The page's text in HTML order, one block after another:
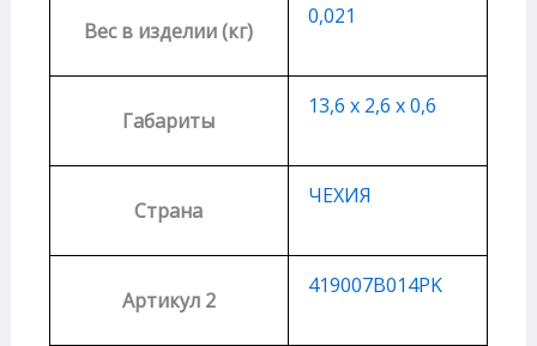
Вес в изделии (кг)
0,021
Габариты
13,6 х 2,6 х 0,6
Страна
ЧЕХИЯ
Артикул 2
419007B014PK